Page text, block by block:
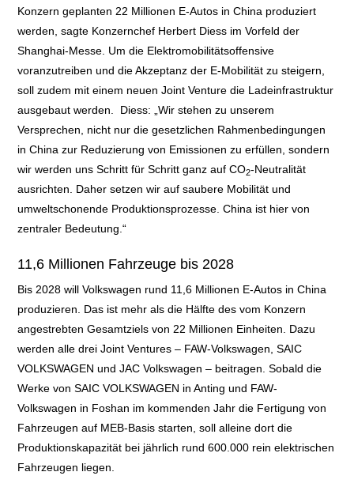
Konzern geplanten 22 Millionen E-Autos in China produziert
werden, sagte Konzernchef Herbert Diess im Vorfeld der
Shanghai-Messe. Um die Elektromobilitätsoffensive
voranzutreiben und die Akzeptanz der E-Mobilität zu steigern,
soll zudem mit einem neuen Joint Venture die Ladeinfrastruktur
ausgebaut werden.
Diess: „Wir stehen zu unserem
Versprechen, nicht nur die gesetzlichen Rahmenbedingungen
in China zur Reduzierung von Emissionen zu erfüllen, sondern
wir werden uns Schritt für Schritt ganz auf CO2-Neutralität
ausrichten. Daher setzen wir auf saubere Mobilität und
umweltschonende Produktionsprozesse. China ist hier von
zentraler Bedeutung.“
11,6 Millionen Fahrzeuge bis 2028
Bis 2028 will Volkswagen rund 11,6 Millionen E-Autos in China
produzieren. Das ist mehr als die Hälfte des vom Konzern
angestrebten Gesamtziels von 22 Millionen Einheiten. Dazu
werden alle drei Joint Ventures – FAW-Volkswagen, SAIC
VOLKSWAGEN und JAC Volkswagen – beitragen. Sobald die
Werke von SAIC VOLKSWAGEN in Anting und FAW-
Volkswagen in Foshan im kommenden Jahr die Fertigung von
Fahrzeugen auf MEB-Basis starten, soll alleine dort die
Produktionskapazität bei jährlich rund 600.000 rein elektrischen
Fahrzeugen liegen.